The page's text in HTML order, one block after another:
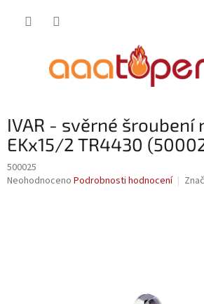
IVAR - svěrné šroubení
EKx15/2 TR4430
500025
Průměrné
Neohodnoceno Podrobnosti hodnocení